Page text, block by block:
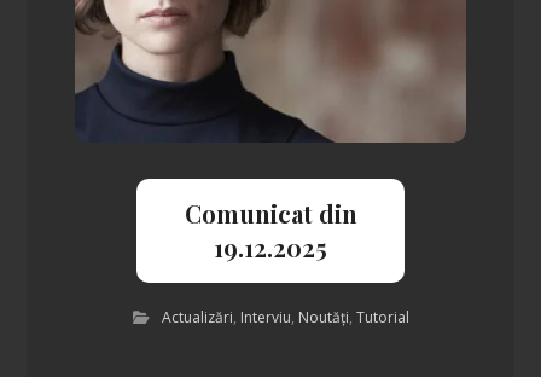
Comunicat din
19.12.2025
Actualizări, Interviu, Noutăți, Tutorial